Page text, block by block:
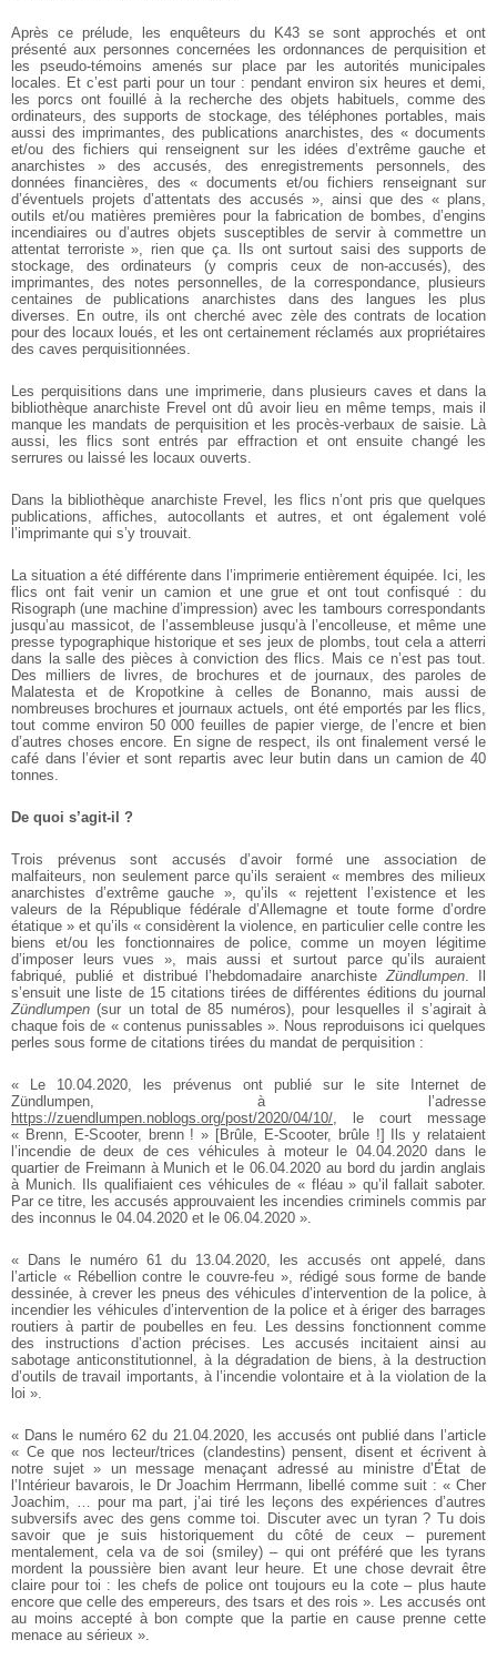
Après ce prélude, les enquêteurs du K43 se sont approchés et ont
présenté aux personnes concernées les ordonnances de perquisition et
les pseudo-témoins amenés sur place par les autorités municipales
locales. Et c’est parti pour un tour : pendant environ six heures et demi,
les porcs ont fouillé à la recherche des objets habituels, comme des
ordinateurs, des supports de stockage, des téléphones portables, mais
aussi des imprimantes, des publications anarchistes, des « documents
et/ou des fichiers qui renseignent sur les idées d’extrême gauche et
anarchistes » des accusés, des enregistrements personnels, des
données financières, des « documents et/ou fichiers renseignant sur
d’éventuels projets d’attentats des accusés », ainsi que des « plans,
outils et/ou matières premières pour la fabrication de bombes, d’engins
incendiaires ou d’autres objets susceptibles de servir à commettre un
attentat terroriste », rien que ça. Ils ont surtout saisi des supports de
stockage, des ordinateurs (y compris ceux de non-accusés), des
imprimantes, des notes personnelles, de la correspondance, plusieurs
centaines de publications anarchistes dans des langues les plus
diverses. En outre, ils ont cherché avec zèle des contrats de location
pour des locaux loués, et les ont certainement réclamés aux propriétaires
des caves perquisitionnées.
Les perquisitions dans une imprimerie, dans plusieurs caves et dans la
bibliothèque anarchiste Frevel ont dû avoir lieu en même temps, mais il
manque les mandats de perquisition et les procès-verbaux de saisie. Là
aussi, les flics sont entrés par effraction et ont ensuite changé les
serrures ou laissé les locaux ouverts.
Dans la bibliothèque anarchiste Frevel, les flics n’ont pris que quelques
publications, affiches, autocollants et autres, et ont également volé
l’imprimante qui s’y trouvait.
La situation a été différente dans l’imprimerie entièrement équipée. Ici, les
flics ont fait venir un camion et une grue et ont tout confisqué : du
Risograph (une machine d’impression) avec les tambours correspondants
jusqu’au massicot, de l’assembleuse jusqu’à l’encolleuse, et même une
presse typographique historique et ses jeux de plombs, tout cela a atterri
dans la salle des pièces à conviction des flics. Mais ce n’est pas tout.
Des milliers de livres, de brochures et de journaux, des paroles de
Malatesta et de Kropotkine à celles de Bonanno, mais aussi de
nombreuses brochures et journaux actuels, ont été emportés par les flics,
tout comme environ 50 000 feuilles de papier vierge, de l’encre et bien
d’autres choses encore. En signe de respect, ils ont finalement versé le
café dans l’évier et sont repartis avec leur butin dans un camion de 40
tonnes.
De quoi s’agit-il ?
Trois prévenus sont accusés d’avoir formé une association de
malfaiteurs, non seulement parce qu’ils seraient « membres des milieux
anarchistes d’extrême gauche », qu’ils « rejettent l’existence et les
valeurs de la République fédérale d’Allemagne et toute forme d’ordre
étatique » et qu’ils « considèrent la violence, en particulier celle contre les
biens et/ou les fonctionnaires de police, comme un moyen légitime
d’imposer leurs vues », mais aussi et surtout parce qu’ils auraient
fabriqué, publié et distribué l’hebdomadaire anarchisteZündlumpen. Il
s’ensuit une liste de 15 citations tirées de différentes éditions du journal
Zündlumpen (sur un total de 85 numéros), pour lesquelles il s’agirait à
chaque fois de « contenus punissables ». Nous reproduisons ici quelques
perles sous forme de citations tirées du mandat de perquisition :
« Le 10.04.2020, les prévenus ont publié sur le site Internet de
Zündlumpen, à l’adresse
https://zuendlumpen.noblogs.org/post/2020/04/10/, le court message
« Brenn, E-Scooter, brenn ! » [Brûle, E-Scooter, brûle !] Ils y relataient
l’incendie de deux de ces véhicules à moteur le 04.04.2020 dans le
quartier de Freimann à Munich et le 06.04.2020 au bord du jardin anglais
à Munich. Ils qualifiaient ces véhicules de « fléau » qu’il fallait saboter.
Par ce titre, les accusés approuvaient les incendies criminels commis par
des inconnus le 04.04.2020 et le 06.04.2020 ».
« Dans le numéro 61 du 13.04.2020, les accusés ont appelé, dans
l’article « Rébellion contre le couvre-feu », rédigé sous forme de bande
dessinée, à crever les pneus des véhicules d’intervention de la police, à
incendier les véhicules d’intervention de la police et à ériger des barrages
routiers à partir de poubelles en feu. Les dessins fonctionnent comme
des instructions d’action précises. Les accusés incitaient ainsi au
sabotage anticonstitutionnel, à la dégradation de biens, à la destruction
d’outils de travail importants, à l’incendie volontaire et à la violation de la
loi ».
« Dans le numéro 62 du 21.04.2020, les accusés ont publié dans l’article
« Ce que nos lecteur/trices (clandestins) pensent, disent et écrivent à
notre sujet » un message menaçant adressé au ministre d’État de
l’Intérieur bavarois, le Dr Joachim Herrmann, libellé comme suit : « Cher
Joachim, … pour ma part, j’ai tiré les leçons des expériences d’autres
subversifs avec des gens comme toi. Discuter avec un tyran ? Tu dois
savoir que je suis historiquement du côté de ceux – purement
mentalement, cela va de soi (smiley) – qui ont préféré que les tyrans
mordent la poussière bien avant leur heure. Et une chose devrait être
claire pour toi : les chefs de police ont toujours eu la cote – plus haute
encore que celle des empereurs, des tsars et des rois ». Les accusés ont
au moins accepté à bon compte que la partie en cause prenne cette
menace au sérieux ».